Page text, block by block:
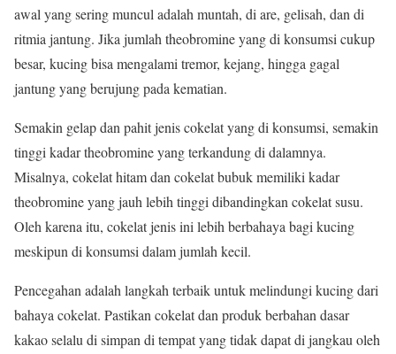
awal yang sering muncul adalah muntah, di are, gelisah, dan di
ritmia jantung. Jika jumlah theobromine yang di konsumsi cukup
besar, kucing bisa mengalami tremor, kejang, hingga gagal
jantung yang berujung pada kematian.
Semakin gelap dan pahit jenis cokelat yang di konsumsi, semakin
tinggi kadar theobromine yang terkandung di dalamnya.
Misalnya, cokelat hitam dan cokelat bubuk memiliki kadar
theobromine yang jauh lebih tinggi dibandingkan cokelat susu.
Oleh karena itu, cokelat jenis ini lebih berbahaya bagi kucing
meskipun di konsumsi dalam jumlah kecil.
Pencegahan adalah langkah terbaik untuk melindungi kucing dari
bahaya cokelat. Pastikan cokelat dan produk berbahan dasar
kakao selalu di simpan di tempat yang tidak dapat di jangkau oleh